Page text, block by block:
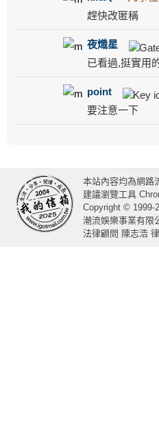
趕快改匿稱
夜熾星
已看過,挺實用
point
要注意一下
本站內容均為網路
建議瀏覽工具
Copyright © 1999-
潮流娛樂事業有限
法律顧問 陳志浩